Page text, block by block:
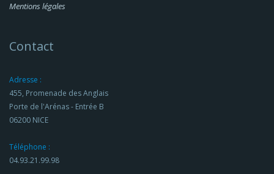
Mentions légales
Contact
Adresse :
455, Promenade des Anglais
Porte de l'Arénas - Entrée B
06200 NICE
Téléphone :
04.93.21.99.98